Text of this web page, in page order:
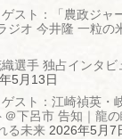
スト：「農政ジャ
ジオ 今井隆 一粒の
選手 独占インタ
5月13日
ゲスト：江崎禎英
下呂市 告知｜龍
る未来 2026年5月7